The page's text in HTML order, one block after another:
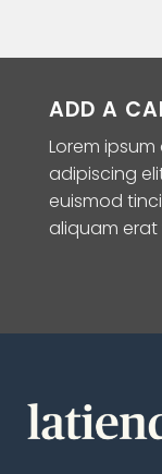
ADD A
Lorem
adipiscing
euismod
aliquam